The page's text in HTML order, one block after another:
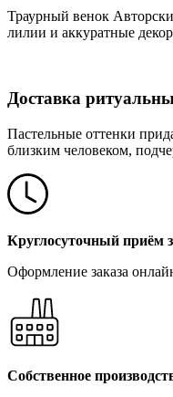
Траурный венок
лилии и аккуратные
Доставка
Пастельные оттенки
близким человеком,
Круглосуточный приём
Оформление заказа
Собственное